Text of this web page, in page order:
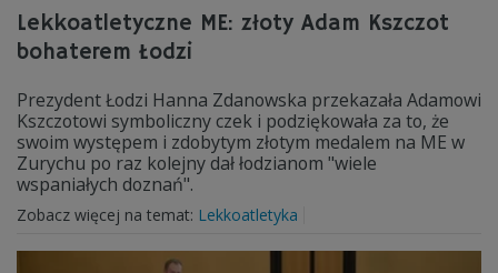
Lekkoatletyczne ME: złoty Adam Kszczot
bohaterem Łodzi
Prezydent Łodzi Hanna Zdanowska przekazała Adamowi
Kszczotowi symboliczny czek i podziękowała za to, że
swoim występem i zdobytym złotym medalem na ME w
Zurychu po raz kolejny dał łodzianom "wiele
wspaniałych doznań".
Zobacz więcej na temat: Lekkoatletyka